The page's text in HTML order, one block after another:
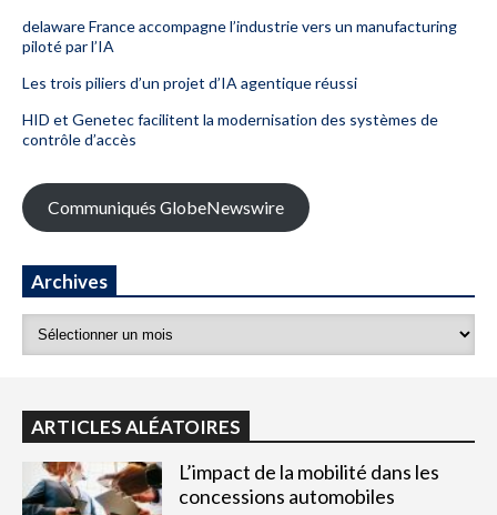
delaware France accompagne l’industrie vers un manufacturing
piloté par l’IA
Les trois piliers d’un projet d’IA agentique réussi
HID et Genetec facilitent la modernisation des systèmes de
contrôle d’accès
Communiqués GlobeNewswire
Archives
ARTICLES ALÉATOIRES
L’impact de la mobilité dans les
concessions automobiles